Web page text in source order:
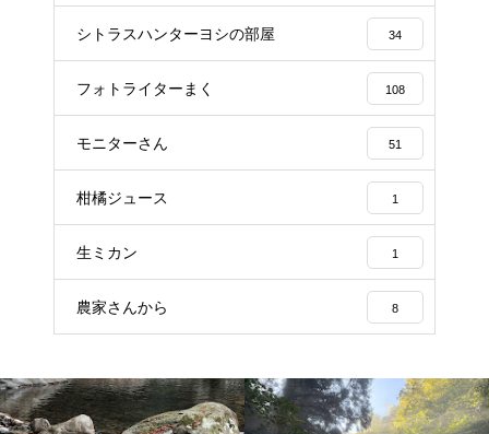
シトラスハンターヨシの部屋 34
フォトライターまく 108
モニターさん 51
柑橘ジュース 1
生ミカン 1
農家さんから 8